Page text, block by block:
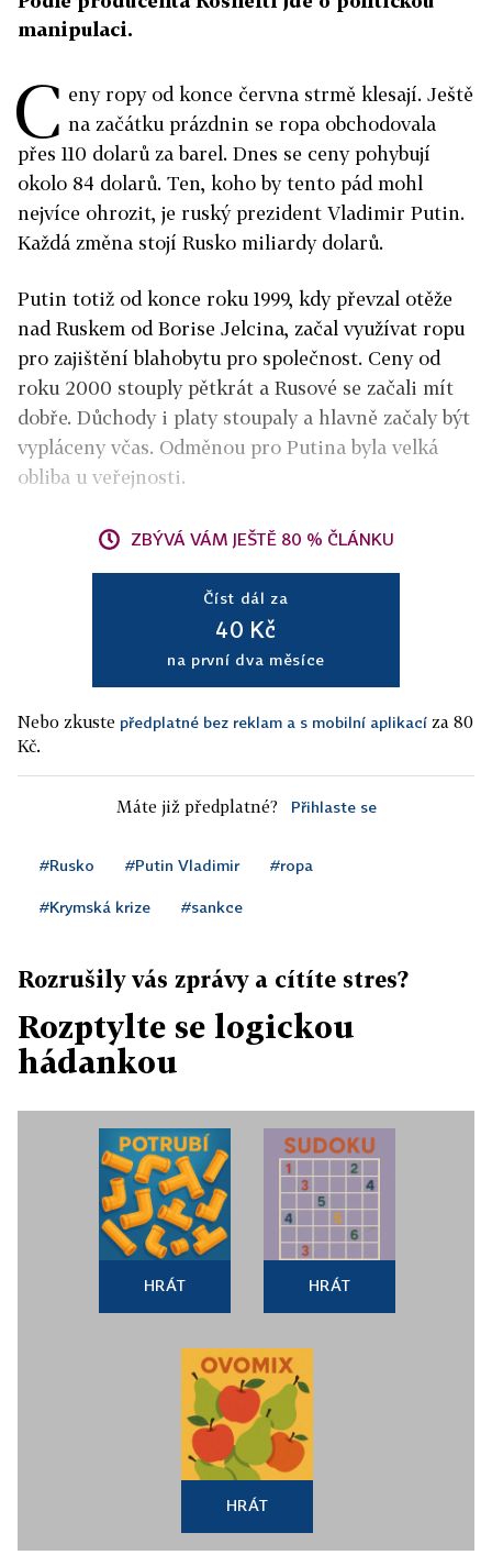
manipulaci.
C eny ropy od konce června strmě klesají. Ještě
na začátku prázdnin se ropa obchodovala
přes 110 dolarů za barel. Dnes se ceny pohybují
okolo 84 dolarů. Ten, koho by tento pád mohl
nejvíce ohrozit, je ruský prezident Vladimir Putin.
Každá změna stojí Rusko miliardy dolarů.
Putin totiž od konce roku 1999, kdy převzal otěže
nad Ruskem od Borise Jelcina, začal využívat ropu
pro zajištění blahobytu pro společnost. Ceny od
roku 2000 stouply pětkrát a Rusové se začali mít
dobře. Důchody i platy stoupaly a hlavně začaly být
vypláceny včas. Odměnou pro Putina byla velká
obliba u veřejnosti.
ZBÝVÁ VÁM JEŠTĚ 80 % ČLÁNKU
Číst dál za
40 Kč
na první dva měsíce
Nebo zkuste předplatné bez reklam a s mobilní aplikací za 80
Kč.
Máte již předplatné? Přihlaste se
#Rusko #Putin Vladimir #ropa
#Krymská krize #sankce
Rozrušily vás zprávy a cítíte stres?
Rozptylte se logickou
hádankou
HRÁT HRÁT
HRÁT